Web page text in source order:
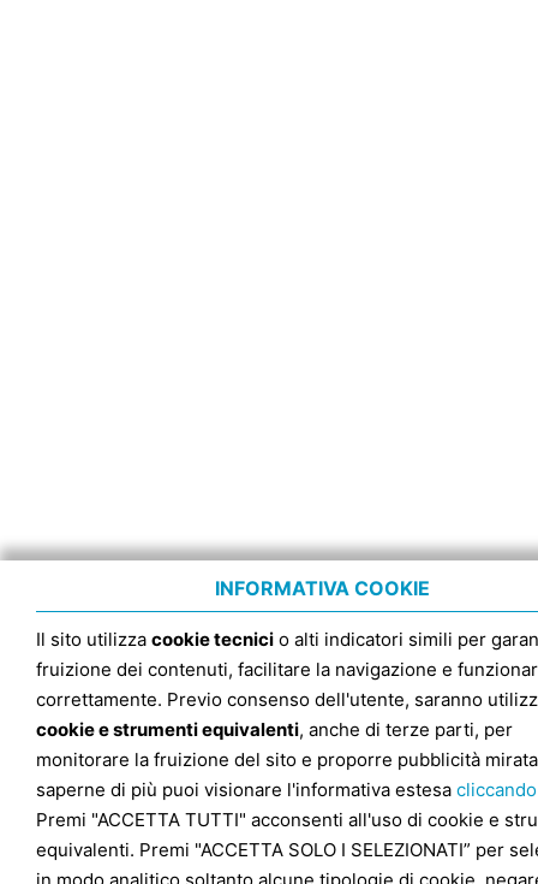
INFORMATIVA COOKIE
Il sito utilizza cookie tecnici o alti indicatori simili per
fruizione dei contenuti, facilitare la navigazione e
correttamente. Previo consenso dell'utente, saranno
cookie e strumenti equivalenti, anche di terze parti, per
monitorare la fruizione del sito e proporre pubblicità
saperne di più puoi visionare l'informativa estesa
Premi "ACCETTA TUTTI" acconsenti all'uso di cookie e
equivalenti. Premi "ACCETTA SOLO I SELEZIONATI” per